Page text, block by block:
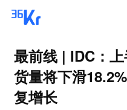
最前线 | IDC：
货量将下滑
复增长